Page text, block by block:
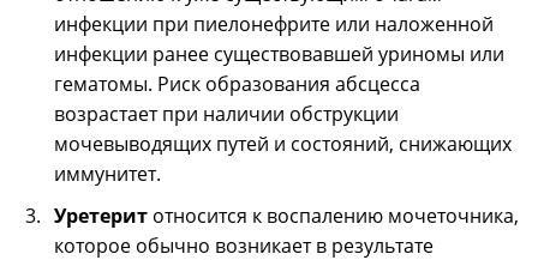
инфекции при пиелонефрите или наложенной
инфекции ранее существовавшей уриномы или
гематомы. Риск образования абсцесса
возрастает при наличии обструкции
мочевыводящих путей и состояний, снижающих
иммунитет.
Уретерит относится к воспалению мочеточника,
которое обычно возникает в результате